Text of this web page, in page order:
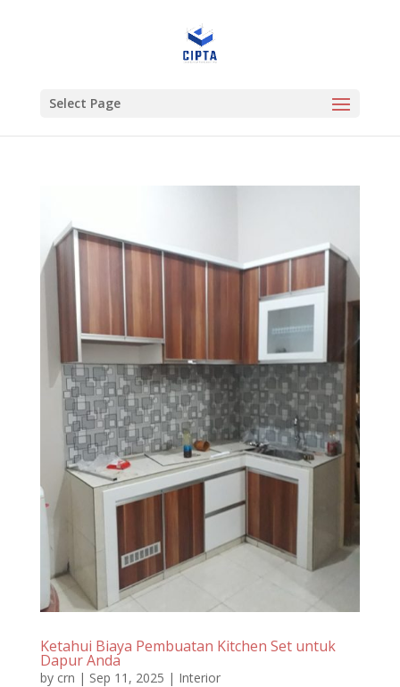
Select Page
Ketahui Biaya Pembuatan Kitchen Set untuk
Dapur Anda
by crn | Sep 11, 2025 | Interior